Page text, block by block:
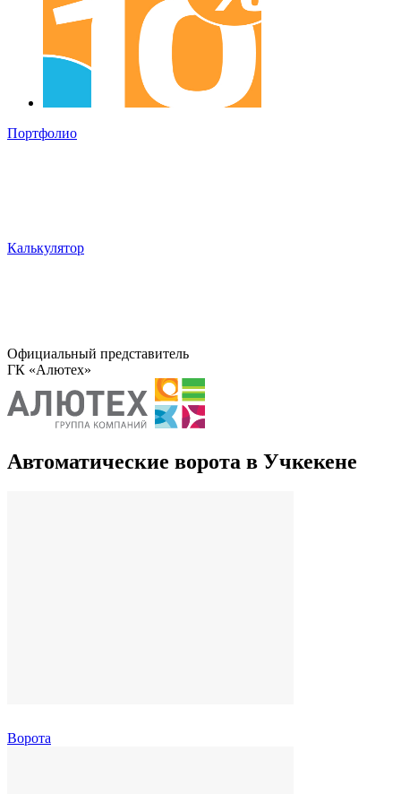
Портфолио
Калькулятор
Официальный представитель
ГК «Алютех»
Автоматические ворота в Учкекене
Ворота